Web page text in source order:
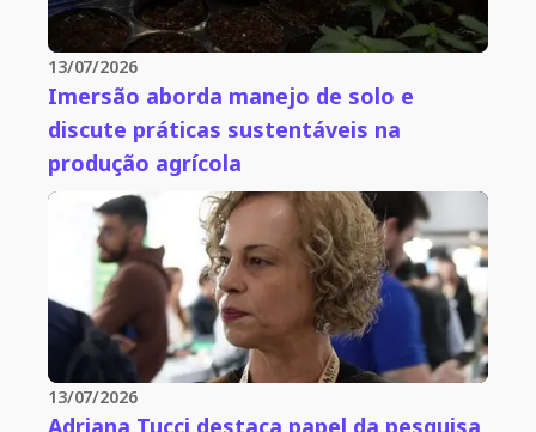
13/07/2026
Imersão aborda manejo de solo e
discute práticas sustentáveis na
produção agrícola
13/07/2026
Adriana Tucci destaca papel da pesquisa